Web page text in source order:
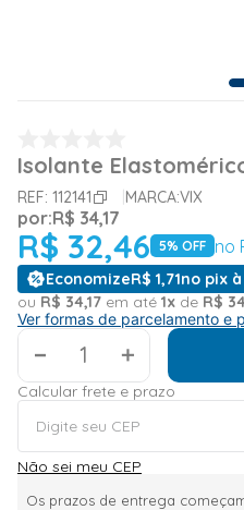
Isolante
REF: 112141 MARCA:VIX
por:R$ 34,17
R$ 32,46 5% OFF no
EconomizeR$ 1,71no pix
ou R$ 34,17 em até 1x de R$ 34
Ver formas de parcelamento e
＋
Calcular frete e prazo
Não sei meu CEP
Os prazos de entrega